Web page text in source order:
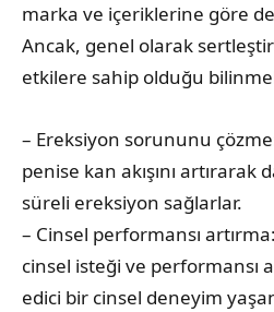
marka ve içeriklerine göre
Ancak, genel olarak
etkilere sahip olduğu
– Ereksiyon sorununu
penise kan akışını
süreli ereksiyon sağlarlar.
– Cinsel performansı
cinsel isteği ve performansı
edici bir cinsel deneyim